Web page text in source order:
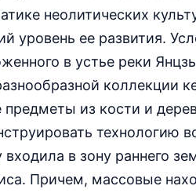
неолитических
уровень ее развития.
в устье реки
коллекции
из кости и
технологию
в зону раннего
Причем, массовые